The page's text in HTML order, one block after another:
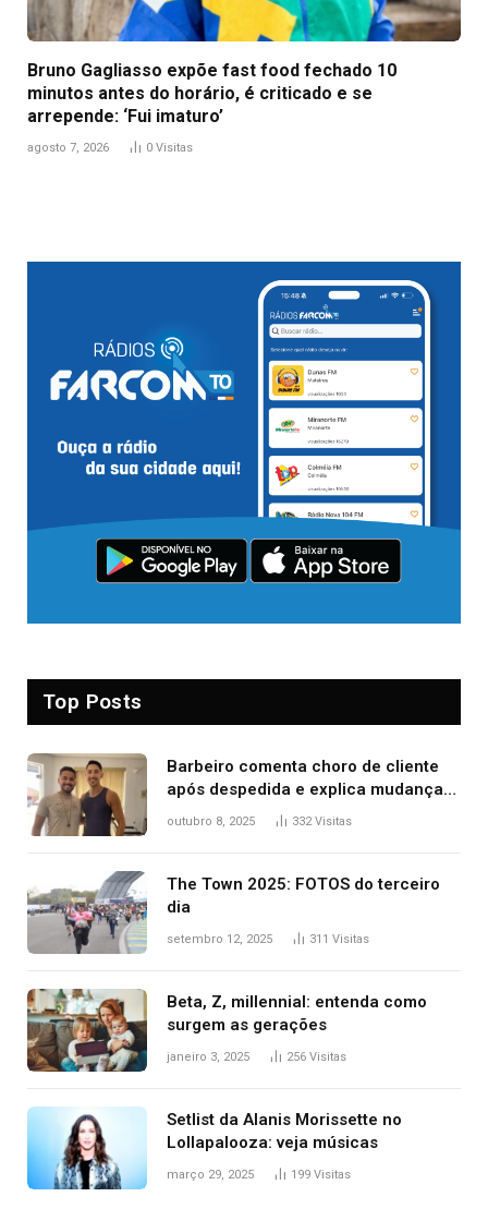
Bruno Gagliasso expõe fast food fechado 10
minutos antes do horário, é criticado e se
arrepende: ‘Fui imaturo’
agosto 7, 2026 0 Visitas
Top Posts
Barbeiro comenta choro de cliente
após despedida e explica mudança
para o TO: ‘Não esperava atingir
outubro 8, 2025 332Visitas
The Town 2025: FOTOS do terceiro
dia
setembro 12, 2025 311 Visitas
Beta, Z, millennial: entenda como
surgem as gerações
janeiro 3, 2025 256 Visitas
Setlist da Alanis Morissette no
Lollapalooza: veja músicas
março 29, 2025 199 Visitas